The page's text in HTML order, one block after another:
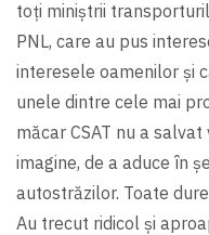
toți miniștrii
PNL, care au pus
interesele oamenilor și
unele dintre cele mai
măcar CSAT nu a
imagine, de a aduce în
autostrăzilor. Toate
Au trecut ridicol şi